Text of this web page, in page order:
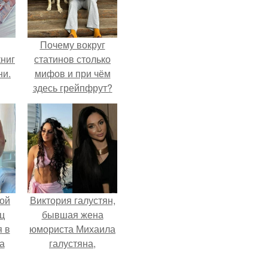
Почему вокруг
статинов столько
мифов и при чём
здесь грейпфрут?
в
Виктория галустян,
бывшая жена
юмориста Михаила
галустяна,